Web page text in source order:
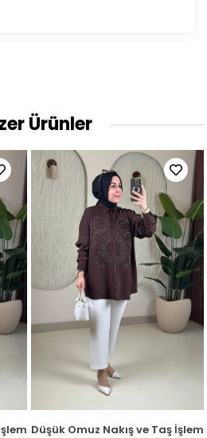
Ürünler
Kadın Tunik Yeşil SLN 5455
Düşük Omuz Nakış ve Taş İşlemeli